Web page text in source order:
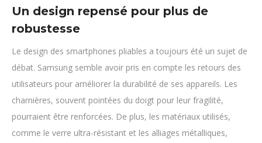
Un design repensé pour plus de
robustesse
Le design des smartphones pliables a toujours été un sujet de
débat. Samsung semble avoir pris en compte les retours des
utilisateurs pour améliorer la durabilité de ses appareils. Les
charnières, souvent pointées du doigt pour leur fragilité,
pourraient être renforcées. De plus, les matériaux utilisés,
comme le verre ultra-résistant et les alliages métalliques,